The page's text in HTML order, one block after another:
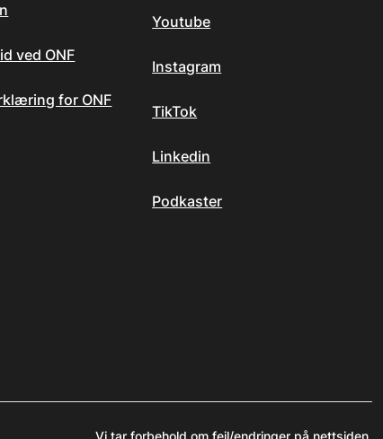
ved ONF
for ONF
Youtube
Instagram
TikTok
Linkedin
Podkaster
Vi tar forbehold om feil/endringer på nettsiden.